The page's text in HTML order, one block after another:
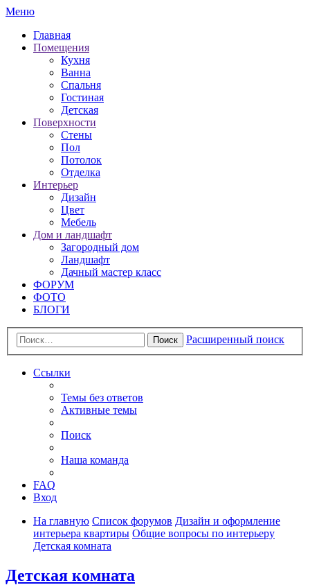
Меню
Главная
Помещения
Кухня
Ванна
Спальня
Гостиная
Детская
Поверхности
Стены
Пол
Потолок
Отделка
Интерьер
Дизайн
Цвет
Мебель
Дом и ландшафт
Загородный дом
Ландшафт
Дачный мастер класс
ФОРУМ
ФОТО
БЛОГИ
Поиск Расширенный поиск
Ссылки
Темы без ответов
Активные темы
Поиск
Наша команда
FAQ
Вход
На главную Список форумов Дизайн и оформление
интерьера квартиры Общие вопросы по интерьеру
Детская комната
Детская комната